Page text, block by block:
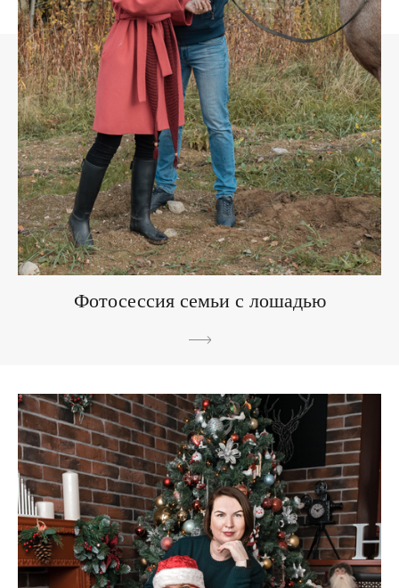
Фотосессия семьи с лошадью